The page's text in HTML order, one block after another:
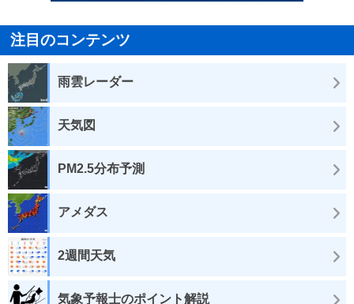
注目のコンテンツ
雨雲レーダー
天気図
PM2.5分布予測
アメダス
2週間天気
気象予報士のポイント解説